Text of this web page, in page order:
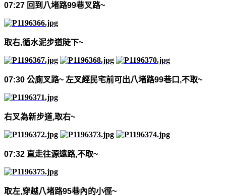
07:27 回到八堵路99巷叉路~
取右,循水泥步道陡下~
07:30 公廁叉路~ 左叉經民宅前可出八堵路99巷口 ,不取~
右叉為新步道,取右~
07:32 直走往源遠路,不取~
取左,穿越八堵路95巷內的小徑~